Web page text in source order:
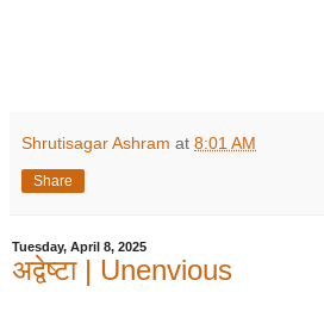
Shrutisagar Ashram at 8:01 AM
Share
Tuesday, April 8, 2025
अद्वेष्टा | Unenvious